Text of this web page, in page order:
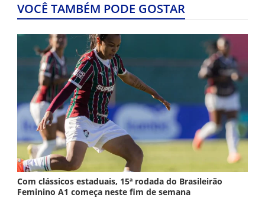
VOCÊ TAMBÉM PODE GOSTAR
Com clássicos estaduais, 15ª rodada do Brasileirão
Feminino A1 começa neste fim de semana